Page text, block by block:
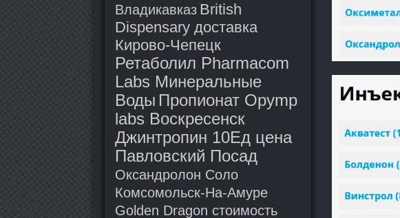
Владикавказ British
Dispensary доставка
Кирово-Чепецк
Ретаболил Pharmacom
Labs Минеральные
Воды Пропионат Opymp
labs Воскресенск
Джинтропин 10Ед цена
Павловский Посад
Оксандролон Соло
Комсомольск-На-Амуре
Golden Dragon стоимость